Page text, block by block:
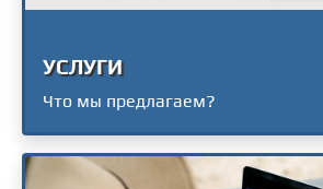
УСЛУГИ
Что мы предлагаем?